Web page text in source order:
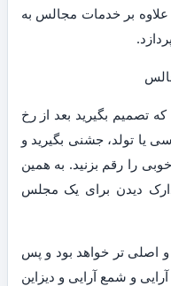
بر خدمات مجالس به
تصمیم بگیرید بعد از رخ
یا تولد، جشنی بگیرید و
را رقم بزنید. به همین
دیدن برای یک مجلس
اصلی تر خواهد بود و پس
و شمع آرایی و دیزاین